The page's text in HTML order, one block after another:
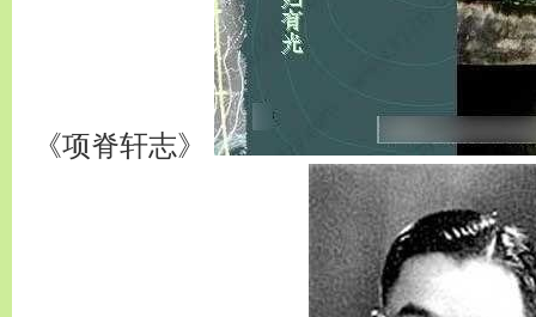
《项脊轩志》